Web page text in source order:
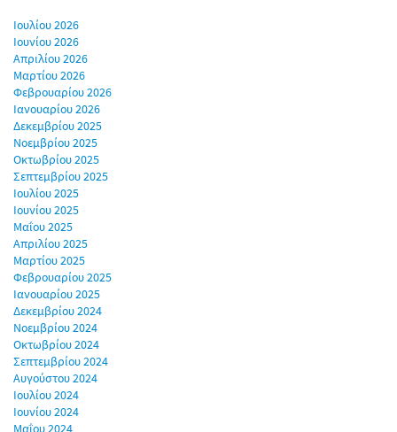
Ιουλίου 2026
Ιουνίου 2026
Απριλίου 2026
Μαρτίου 2026
Φεβρουαρίου 2026
Ιανουαρίου 2026
Δεκεμβρίου 2025
Νοεμβρίου 2025
Οκτωβρίου 2025
Σεπτεμβρίου 2025
Ιουλίου 2025
Ιουνίου 2025
Μαΐου 2025
Απριλίου 2025
Μαρτίου 2025
Φεβρουαρίου 2025
Ιανουαρίου 2025
Δεκεμβρίου 2024
Νοεμβρίου 2024
Οκτωβρίου 2024
Σεπτεμβρίου 2024
Αυγούστου 2024
Ιουλίου 2024
Ιουνίου 2024
Μαΐου 2024